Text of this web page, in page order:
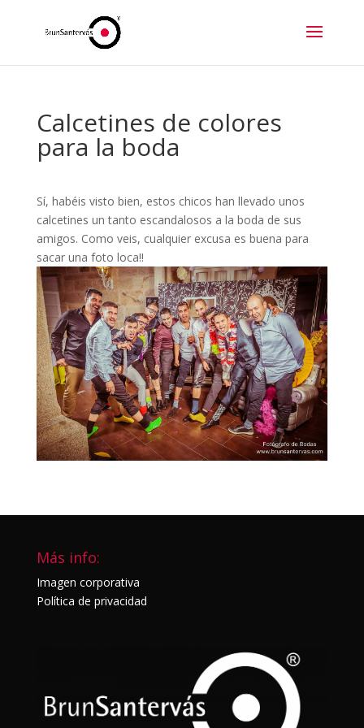
Calcetines de colores
para la boda
Sí, habéis visto bien, estos chicos han llevado unos
calcetines un tanto escandalosos a la boda de sus
amigos. Como veis, cualquier excusa es buena para
sacar una foto loca!!
Más info:
Imagen corporativa
Política de privacidad